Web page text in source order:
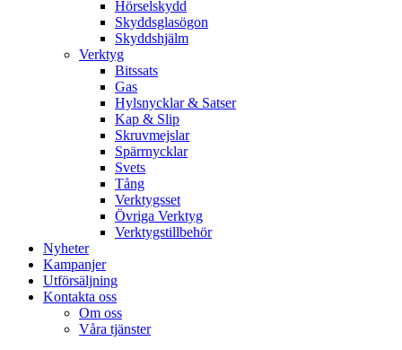
Hörselskydd
Skyddsglasögon
Skyddshjälm
Verktyg
Bitssats
Gas
Hylsnycklar & Satser
Kap & Slip
Skruvmejslar
Spärrnycklar
Svets
Tång
Verktygsset
Övriga Verktyg
Verktygstillbehör
Nyheter
Kampanjer
Utförsäljning
Kontakta oss
Om oss
Våra tjänster